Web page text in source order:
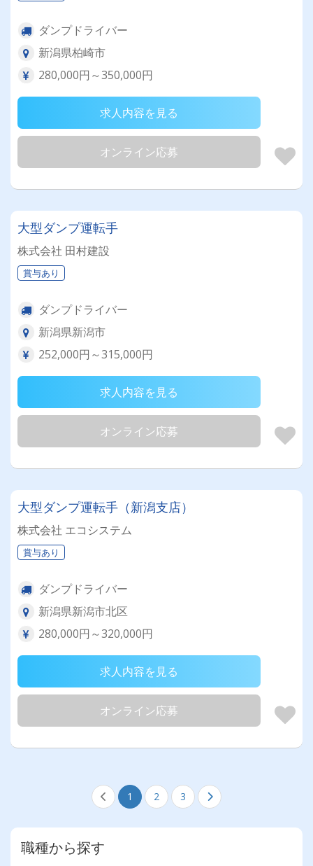
ダンプドライバー
新潟県柏崎市
280,000円～350,000円
求人内容を見る
オンライン応募
大型ダンプ運転手
株式会社 田村建設
賞与あり
ダンプドライバー
新潟県新潟市
252,000円～315,000円
求人内容を見る
オンライン応募
大型ダンプ運転手（新潟支店）
株式会社 エコシステム
賞与あり
ダンプドライバー
新潟県新潟市北区
280,000円～320,000円
求人内容を見る
オンライン応募
1 2 3
職種から探す